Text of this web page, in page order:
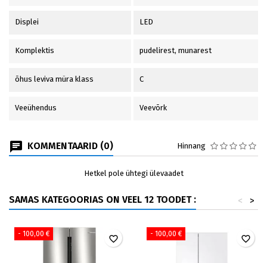
Displei LED
Komplektis pudelirest, munarest
õhus leviva müra klass C
Veeühendus Veevõrk
KOMMENTAARID (0) Hinnang
Hetkel pole ühtegi ülevaadet
SAMAS KATEGOORIAS ON VEEL 12 TOODET : >
<
- 100,00 € favorite_border - 100,00 € favorite_border